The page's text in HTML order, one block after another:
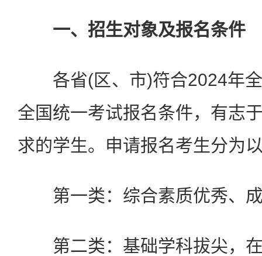
一、招生对象及报名条件
各省(区、市)符合2024年全
全国统一考试报名条件，有志
求的学生。申请报名考生分为
第一类：综合素质优秀、成
第二类：基础学科拔尖，在